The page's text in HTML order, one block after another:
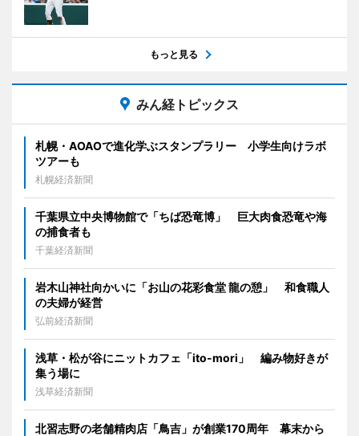
もっと見る
みん経トピックス
札幌・AOAOで進化学ぶスタンプラリー 小学生向けラボ
ツアーも
札幌経済新聞
千葉県立中央博物館で「ちば恐竜博」 巨大肉食恐竜や海
の捕食者も
千葉経済新聞
岩木山神社向かいに「お山の花彩食堂 龍の憩」 和食職人
の夫婦が経営
弘前経済新聞
浅草・松が谷にニットカフェ「ito-mori」 編み物好きが
集う場に
浅草経済新聞
北習志野の老舗精肉店「鳥吉」が創業170周年 幕末から